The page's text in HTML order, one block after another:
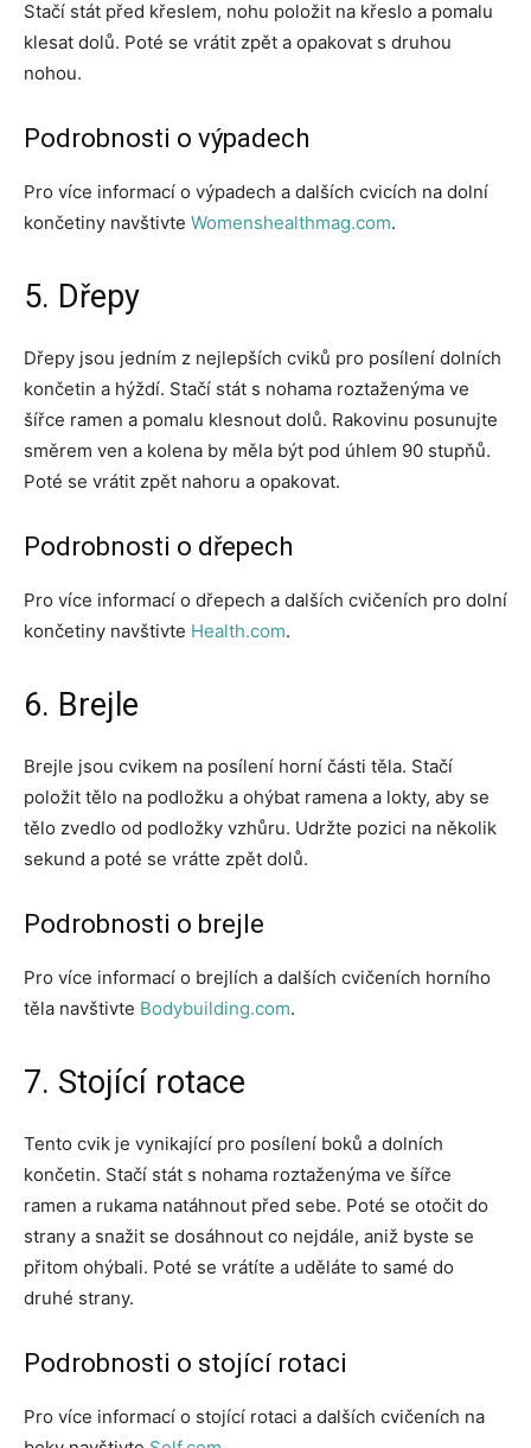
Stačí stát před křeslem, nohu položit na křeslo a pomalu
klesat dolů. Poté se vrátit zpět a opakovat s druhou
nohou.
Podrobnosti o výpadech
Pro více informací o výpadech a dalších cvicích na dolní
končetiny navštivte Womenshealthmag.com.
5. Dřepy
Dřepy jsou jedním z nejlepších cviků pro posílení dolních
končetin a hýždí. Stačí stát s nohama roztaženýma ve
šířce ramen a pomalu klesnout dolů. Rakovinu posunujte
směrem ven a kolena by měla být pod úhlem 90 stupňů.
Poté se vrátit zpět nahoru a opakovat.
Podrobnosti o dřepech
Pro více informací o dřepech a dalších cvičeních pro dolní
končetiny navštivte Health.com.
6. Brejle
Brejle jsou cvikem na posílení horní části těla. Stačí
položit tělo na podložku a ohýbat ramena a lokty, aby se
tělo zvedlo od podložky vzhůru. Udržte pozici na několik
sekund a poté se vrátte zpět dolů.
Podrobnosti o brejle
Pro více informací o brejlích a dalších cvičeních horního
těla navštivte Bodybuilding.com.
7. Stojící rotace
Tento cvik je vynikající pro posílení boků a dolních
končetin. Stačí stát s nohama roztaženýma ve šířce
ramen a rukama natáhnout před sebe. Poté se otočit do
strany a snažit se dosáhnout co nejdále, aniž byste se
přitom ohýbali. Poté se vrátíte a uděláte to samé do
druhé strany.
Podrobnosti o stojící rotaci
Pro více informací o stojící rotaci a dalších cvičeních na